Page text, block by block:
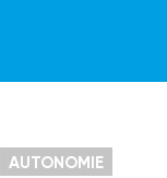
AUTONOMIE